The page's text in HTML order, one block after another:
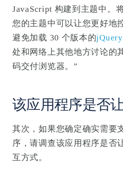
JavaScript 构建到主题中。
您的主题中可以让您更好地
避免加载 30 个版本的jQuery
处和网络上其他地方讨论的
码交付浏览器。”
该应用程序是否
其次，如果您确定确实需要
序，请调查该应用程序是否
互方式。